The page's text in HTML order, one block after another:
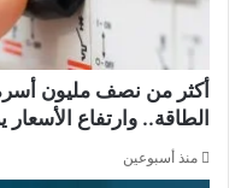
أكثر من نصف مليون
الطاقة.. وارتفاع الأسعار
منذ أسبوعين